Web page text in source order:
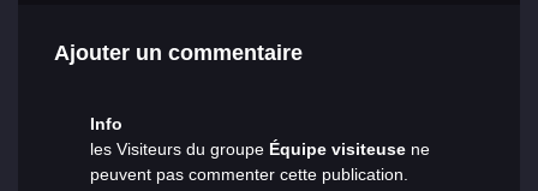
Ajouter un commentaire
Info
les Visiteurs du groupe Équipe visiteuse ne
peuvent pas commenter cette publication.